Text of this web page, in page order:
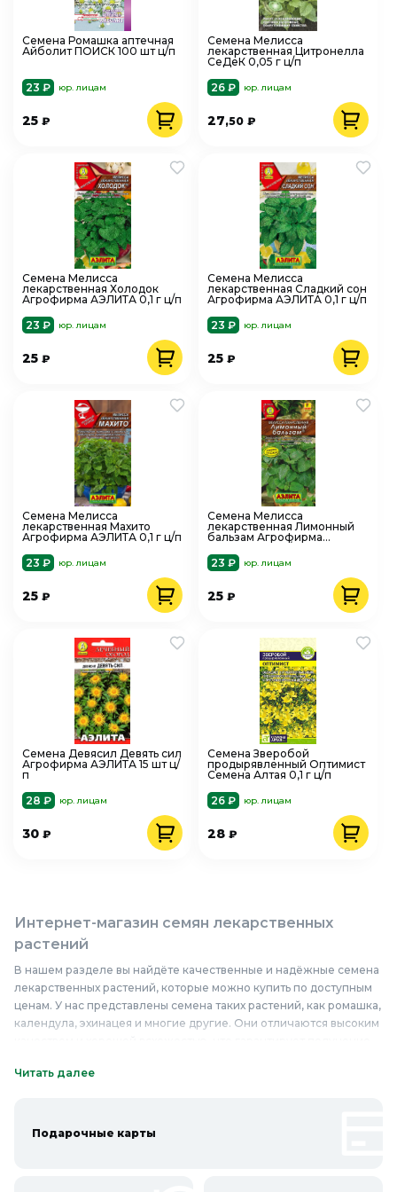
Семена Ромашка аптечная
Айболит ПОИСК 100 шт ц/п
23 ₽ юр. лицам
25 ₽
Семена Мелисса
лекарственная Цитронелла
СеДеК 0,05 г ц/п
26 ₽
юр. лицам
27,50 ₽
Семена Мелисса
лекарственная Холодок
Агрофирма АЭЛИТА 0,1 г ц/п
23 ₽
юр. лицам
25 ₽
Семена Мелисса
лекарственная Сладкий сон
Агрофирма АЭЛИТА 0,1 г ц/п
23 ₽
юр. лицам
25₽
Семена Мелисса
лекарственная Махито
Агрофирма АЭЛИТА 0,1 г ц/п
23 ₽
юр. лицам
25 ₽
Семена Мелисса
лекарственная Лимонный
бальзам Агрофирма
23 ₽
юр. лицам
25₽
Семена Девясил Девять сил
Агрофирма АЭЛИТА 15 шт ц/
п
28 ₽
юр. лицам
30 ₽
Семена Зверобой
продырявленный Оптимист
Семена Алтая 0,1 г ц/п
26 ₽
юр. лицам
28₽
Интернет-магазин семян лекарственных
растений
В нашем разделе вы найдёте качественные и надёжные семена
лекарственных растений, которые можно купить по доступным
ценам. У нас представлены семена таких растений, как ромашка,
календула, эхинацея и многие другие. Они отличаются высоким
из нашего интернет-магазина подойдут для создания
сможете подобрать именно те виды растений, которые
Читать далее
Подарочные карты